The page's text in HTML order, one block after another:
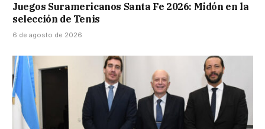
Juegos Suramericanos Santa Fe 2026: Midón en la
selección de Tenis
6 de agosto de 2026